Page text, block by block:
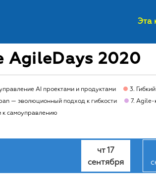
AgileDays 2020
AI проектами и продуктами 3.
— эволюционный подход к гибкости 7. Agile-
к самоуправлению
чт 17
сентября
Эта